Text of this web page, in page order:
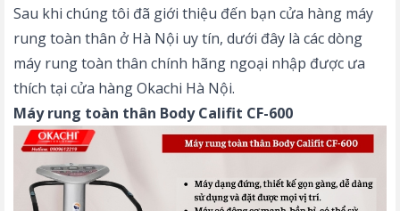
Sau khi chúng tôi đã giới thiệu đến bạn cửa hàng máy
rung toàn thân ở Hà Nội uy tín, dưới đây là các dòng
máy rung toàn thân chính hãng ngoại nhập được ưa
thích tại cửa hàng Okachi Hà Nội.
Máy rung toàn thân Body Califit CF-600